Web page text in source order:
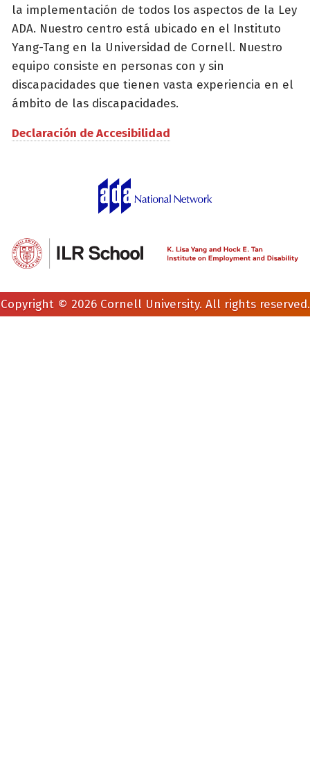
la implementación de todos los aspectos de la Ley
ADA. Nuestro centro está ubicado en el Instituto
Yang-Tang en la Universidad de Cornell. Nuestro
equipo consiste en personas con y sin
discapacidades que tienen vasta experiencia en el
ámbito de las discapacidades.
Declaración de Accesibilidad
Copyright © 2026 Cornell University. All rights reserved.